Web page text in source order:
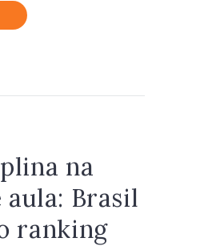
na
aula: Brasil
ranking